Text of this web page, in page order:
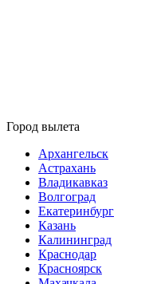
Город вылета
Архангельск
Астрахань
Владикавказ
Волгоград
Екатеринбург
Казань
Калининград
Краснодар
Красноярск